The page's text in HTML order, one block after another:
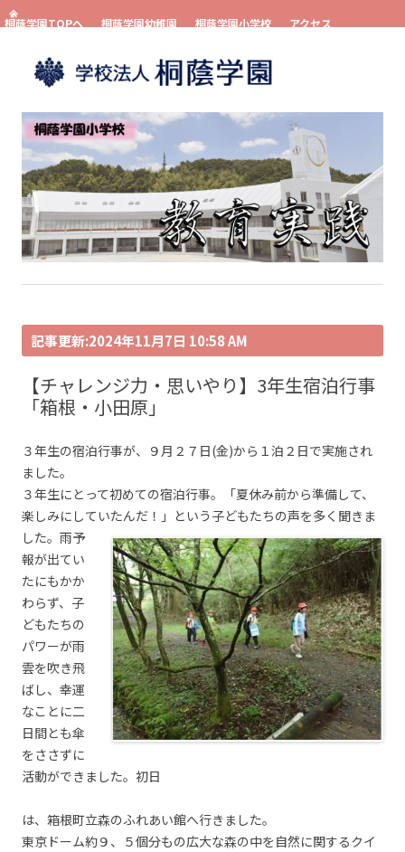
桐蔭学園TOPへ 桐蔭学園幼稚園 桐蔭学園小学校
アクセス
コンテンツへスキップ
記事更新:2024年11月7日 10:58 AM
【チャレンジ力・思いやり】3年生宿泊行事
「箱根・小田原」
３年生の宿泊行事が、９月２７日(金)から１泊２日で実施され
ました。
３年生にとって初めての宿泊行事。「夏休み前から準備して、
楽しみにしていたんだ！」という子どもたちの声を多く聞きま
した。 雨予
報が出てい
たにもかか
わらず、子
どもたちの
パワーが雨
雲を吹き飛
ばし、幸運
なことに二
日間とも傘
をささずに
活動ができました。初日
は、箱根町立森のふれあい館へ行きました。
東京ドーム約９、５個分もの広大な森の中を自然に関するクイ